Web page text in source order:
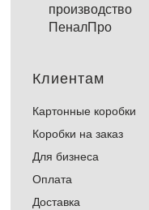
производство
ПеналПро
Клиентам
Картонные коробки
Коробки на заказ
Для бизнеса
Оплата
Доставка